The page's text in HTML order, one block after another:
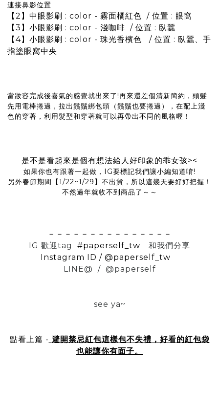
連接鼻影位置
【2】中眼影刷 : color - 霧面橘紅色 / 位置 : 眼窩
【3】小眼影刷 : color - 淺咖啡 / 位置 : 臥蠶
【4】小眼影刷 : color - 珠光香檳色 / 位置 : 臥蠶、手
指塗眼窩中央
當妝容完成後喜氣的感覺就出來了!再來還差個清新簡約，頭髮
先用電棒捲過，拉出鬚鬚綁包頭（鬚鬚也要捲過），在配上淺
色的穿著，利用髮型和穿著就可以再帶出不同的風格喔！
是不是看起來是個有想法給人好印象的乖女孩><
如果你也有跟著一起做，IG要標記我們讓小編知道唷!
另外春節期間【1/22~1/29】不出貨，所以這幾天要好好把握！
不然過年就收不到商品了～～
－－－－－－－－－－－－－－－
IG 歡迎tag #paperself_tw 和我們分享
Instagram ID / @paperself_tw
LINE@ / @paperself
see ya~
點看上篇 - 避開禁忌紅包這樣包不失禮，好看的紅包袋
也能讓你有面子。